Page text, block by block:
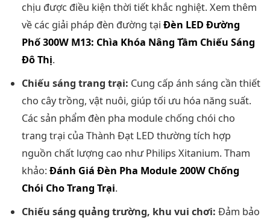
chịu được điều kiện thời tiết khắc nghiệt. Xem thêm
về các giải pháp đèn đường tạiĐèn LED Đường
Phố 300W M13: Chìa Khóa Nâng Tầm Chiếu Sáng
Đô Thị.
Chiếu sáng trang trại: Cung cấp ánh sáng cần thiết
cho cây trồng, vật nuôi, giúp tối ưu hóa năng suất.
Các sản phẩm đèn pha module chống chói cho
trang trại của Thành Đạt LED thường tích hợp
nguồn chất lượng cao như Philips Xitanium. Tham
khảo:Đánh Giá Đèn Pha Module 200W Chống
Chói Cho Trang Trại.
Chiếu sáng quảng trường, khu vui chơi: Đảm bảo